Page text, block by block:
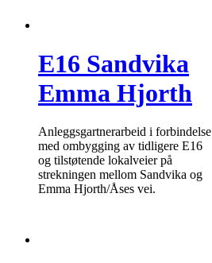
E16 Sandvika
Emma Hjorth
Anleggsgartnerarbeid i forbindelse
med ombygging av tidligere E16
og tilstøtende lokalveier på
strekningen mellom Sandvika og
Emma Hjorth/Åses vei.